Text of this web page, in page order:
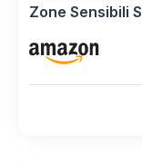
Zone Sensibili
Lamine, Luce
Classificazione